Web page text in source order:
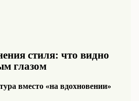
стиля: что видно
глазом
вместо «на вдохновении»